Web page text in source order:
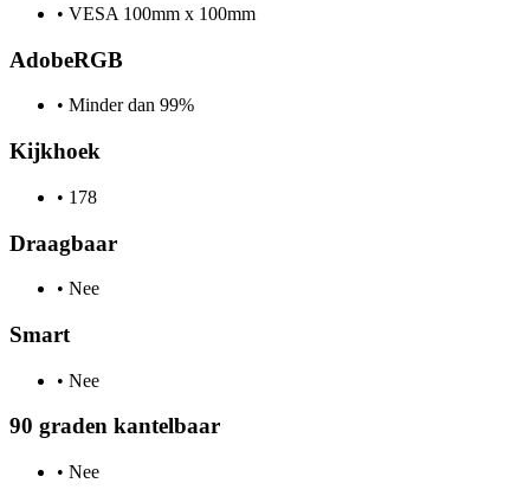
• VESA 100mm x 100mm
AdobeRGB
• Minder dan 99%
Kijkhoek
• 178
Draagbaar
• Nee
Smart
• Nee
90 graden kantelbaar
• Nee